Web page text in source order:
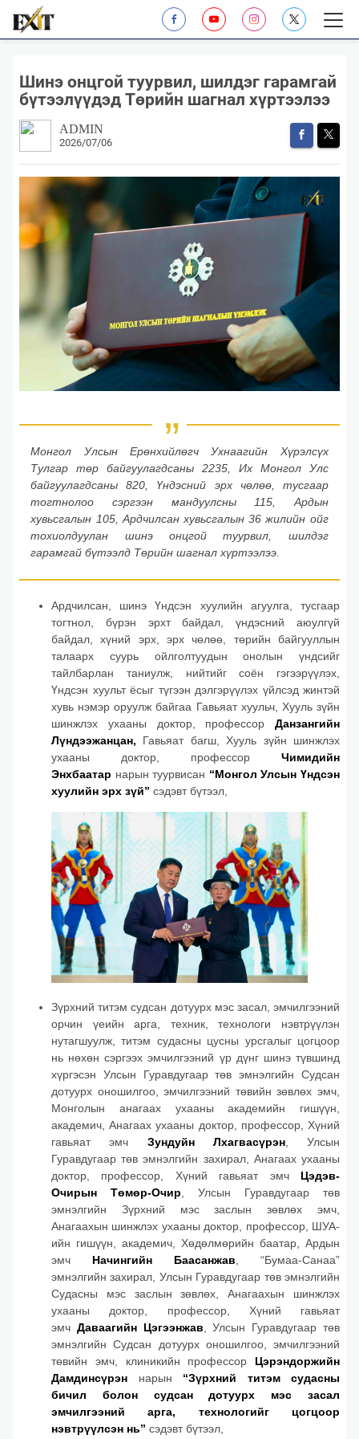
Шинэ онцгой туурвил, шилдэг гарамгай
бүтээлүүдэд Төрийн шагнал хүртээлээ
ADMIN
2026/07/06
Монгол Улсын Ерөнхийлөгч Ухнаагийн Хүрэлсүх
Тулгар төр байгуулагдсаны 2235, Их Монгол Улс
байгуулагдсаны 820, Үндэсний эрх чөлөө, тусгаар
тогтнолоо сэргээн мандуулсны 115, Ардын
хувьсгалын 105, Ардчилсан хувьсгалын 36 жилийн ойг
тохиолдуулан шинэ онцгой туурвил, шилдэг
гарамгай бүтээлд Төрийн шагнал хүртээлээ.
Ардчилсан, шинэ Үндсэн хуулийн агуулга, тусгаар
тогтнол, бүрэн эрхт байдал, үндэсний аюулгүй
байдал, хүний эрх, эрх чөлөө, төрийн байгууллын
талаарх суурь ойлголтуудын онолын үндсийг
тайлбарлан таниулж, нийтийг соён гэгээрүүлэх,
Үндсэн хуульт ёсыг түгээн дэлгэрүүлэх үйлсэд жинтэй
хувь нэмэр оруулж байгаа Гавьяат хуульч, Хууль зүйн
шинжлэх ухааны доктор, профессор Данзангийн
Лүндээжанцан, Гавьяат багш, Хууль зүйн шинжлэх
ухааны доктор, профессор Чимидийн
Энхбаатар нарын туурвисан “Монгол Улсын Үндсэн
хуулийн эрх зүй” сэдэвт бүтээл,
Зүрхний титэм судсан дотуурх мэс засал, эмчилгээний
орчин үеийн арга, техник, технологи нэвтрүүлэн
нутагшуулж, титэм судасны цусны урсгалыг цогцоор
нь нөхөн сэргээх эмчилгээний үр дүнг шинэ түвшинд
хүргэсэн Улсын Гуравдугаар төв эмнэлгийн Судсан
дотуурх оношилгоо, эмчилгээний төвийн зөвлөх эмч,
Монголын анагаах ухааны академийн гишүүн,
академич, Анагаах ухааны доктор, профессор, Хүний
гавьяат эмч Зундуйн Лхагвасүрэн, Улсын
Гуравдугаар төв эмнэлгийн захирал, Анагаах ухааны
доктор, профессор, Хүний гавьяат эмч Цэдэв-
Очирын Төмөр-Очир, Улсын Гуравдугаар төв
эмнэлгийн Зүрхний мэс заслын зөвлөх эмч,
Анагаахын шинжлэх ухааны доктор, профессор, ШУА-
ийн гишүүн, академич, Хөдөлмөрийн баатар, Ардын
эмч Начингийн Баасанжав, “Бумаа-Санаа”
эмнэлгийн захирал, Улсын Гуравдугаар төв эмнэлгийн
Судасны мэс заслын зөвлөх, Анагаахын шинжлэх
ухааны доктор, профессор, Хүний гавьяат
эмч Даваагийн Цэгээнжав, Улсын Гуравдугаар төв
эмнэлгийн Судсан дотуурх оношилгоо, эмчилгээний
төвийн эмч, клиникийн профессор Цэрэндоржийн
Дамдинсүрэн нарын “Зүрхний титэм судасны
бичил болон судсан дотуурх мэс засал
эмчилгээний арга, технологийг цогцоор
нэвтрүүлсэн нь” сэдэвт бүтээл,